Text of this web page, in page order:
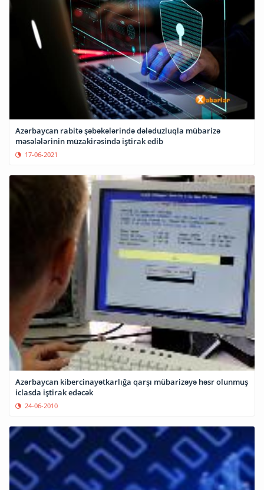
Azərbaycan rabitə şəbəkələrində dələduzluqla mübarizə
məsələlərinin müzakirəsində iştirak edib
17-06-2021
Azərbaycan kibercinayətkarlığa qarşı mübarizəyə həsr olunmuş
iclasda iştirak edəcək
24-06-2010